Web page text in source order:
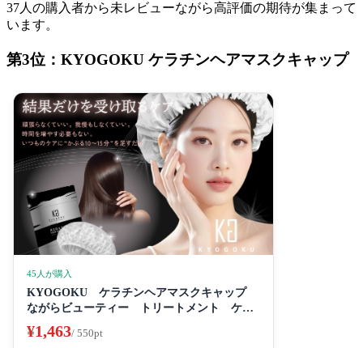
37人の購入者から未レビューながら高評価の期待が集まって
います。
第3位：KYOGOKU ケラチンヘアマスクキャップ
45人が購入
KYOGOKU ケラチンヘアマスクキャップ
ながらビューティー トリートメント ケラ
¥1,463/ 550pt